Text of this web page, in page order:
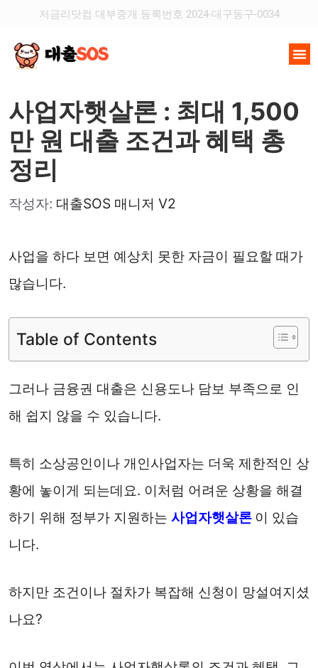
저금리닷컴 대부중개 등록번호 2024-대구동구-0034
사업자햇살론 : 최대 1,500
만 원 대출 조건과 혜택 총
정리
작성자: 대출SOS 매니저 V2
사업을 하다 보면 예상치 못한 자금이 필요할 때가
많습니다.
Table of Contents
그러나 금융권 대출은 신용도나 담보 부족으로 인
해 쉽지 않을 수 있습니다.
특히 소상공인이나 개인사업자는 더욱 제한적인 상
황에 놓이게 되는데요. 이처럼 어려운 상황을 해결
하기 위해 정부가 지원하는 사업자햇살론 이 있습
니다.
하지만 조건이나 절차가 복잡해 신청이 망설여지셨
나요?